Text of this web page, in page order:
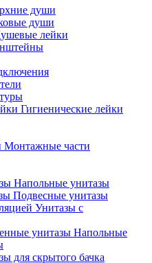
души
души
лейки
Гигиенические лейки
Монтажные части
Напольные унитазы
Подвесные унитазы
Унитазы с
Напольные